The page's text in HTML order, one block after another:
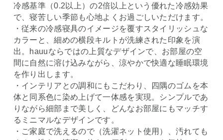
冷感基準（0.2以上）の2倍以上という優れた冷感効果
で、寝苦しい季節も心地よくお過ごしいただけます。
・従来の冷感寝具のイメージを覆すスタイリッシュな
カラーと、細めの横段キルトが洗練された印象を演
出。hauuならではの上質なデザインで、お部屋の空
間に自然に溶け込みながら、涼やかで快適な睡眠環境
を作り出します。
・インテリアとの調和にもこだわり、四隅のゴムを本
体と同系色に染め上げて一体感を実現。シンプルであ
りながら細部まで美しく、どんなお部屋にもマッチす
るミニマルなデザインです。
・ご家庭で洗えるので（洗濯ネット使用）、汚れても